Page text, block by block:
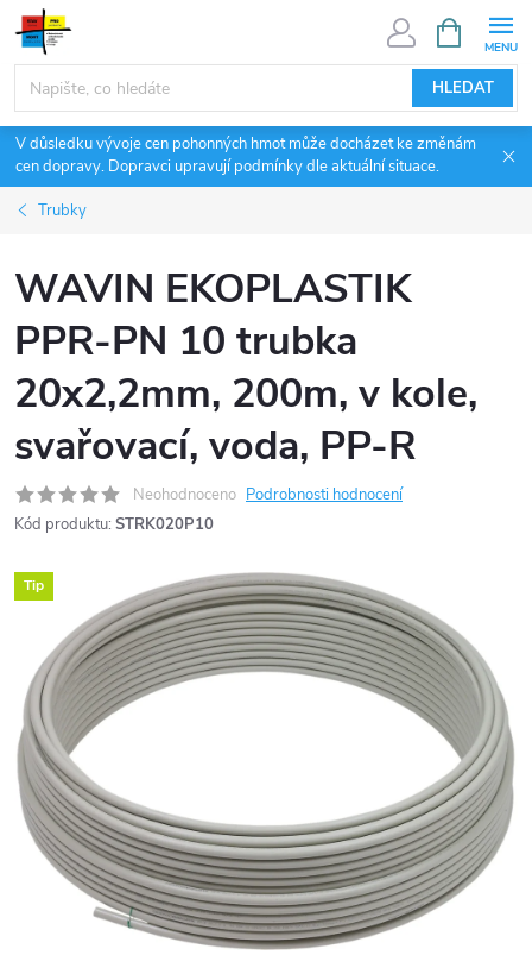
Přejít
obsah
HLEDAT
NÁKUPNÍ
KOŠÍK
V důsledku vývoje cen pohonných hmot může docházet ke změnám
cen dopravy. Dopravci upravují podmínky dle aktuální situace.
Trubky
WAVIN EKOPLASTIK
PPR-PN 10 trubka
20x2,2mm, 200m, v kole,
svařovací, voda, PP-R
Neohodnoceno Podrobnosti hodnocení
Kód produktu: STRK020P10
Tip